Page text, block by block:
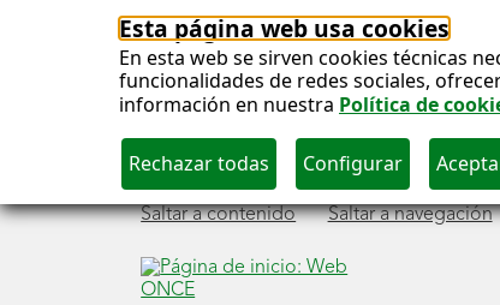
Esta página web usa cookies
En esta web se sirven cookies técnicas
funcionalidades de redes sociales,
información en nuestra Política de
Saltar a contenido Saltar a navegación